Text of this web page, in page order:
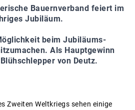
Bauernverband feiert im
Jubiläum.
beim Jubiläums-
Als Hauptgewinn
von Deutz.
Zweiten Weltkriegs sehen einige